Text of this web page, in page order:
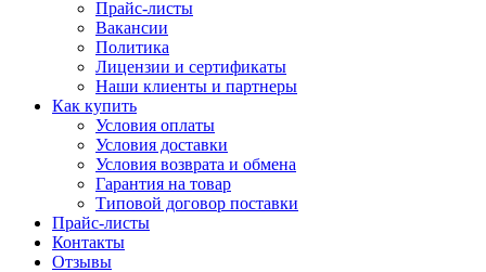
Прайс-листы
Вакансии
Политика
Лицензии и сертификаты
Наши клиенты и партнеры
Как купить
Условия оплаты
Условия доставки
Условия возврата и обмена
Гарантия на товар
Типовой договор поставки
Прайс-листы
Контакты
Отзывы